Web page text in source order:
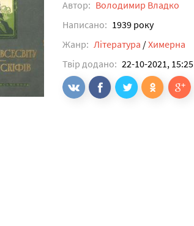
Автор: Володимир Владко
Написано: 1939 року
Жанр: Література /Химерна
Твір додано: 22-10-2021, 15:25